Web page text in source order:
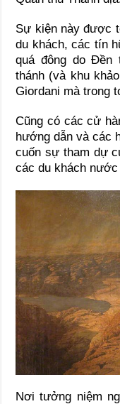
Sự kiện này được
du khách, các tín
quá đông do Đền
thánh (và khu
Giordani mà trong
Cũng có các cử
hướng dẫn và các
cuốn sự tham dự
các du khách nước
Nơi tưởng niệm